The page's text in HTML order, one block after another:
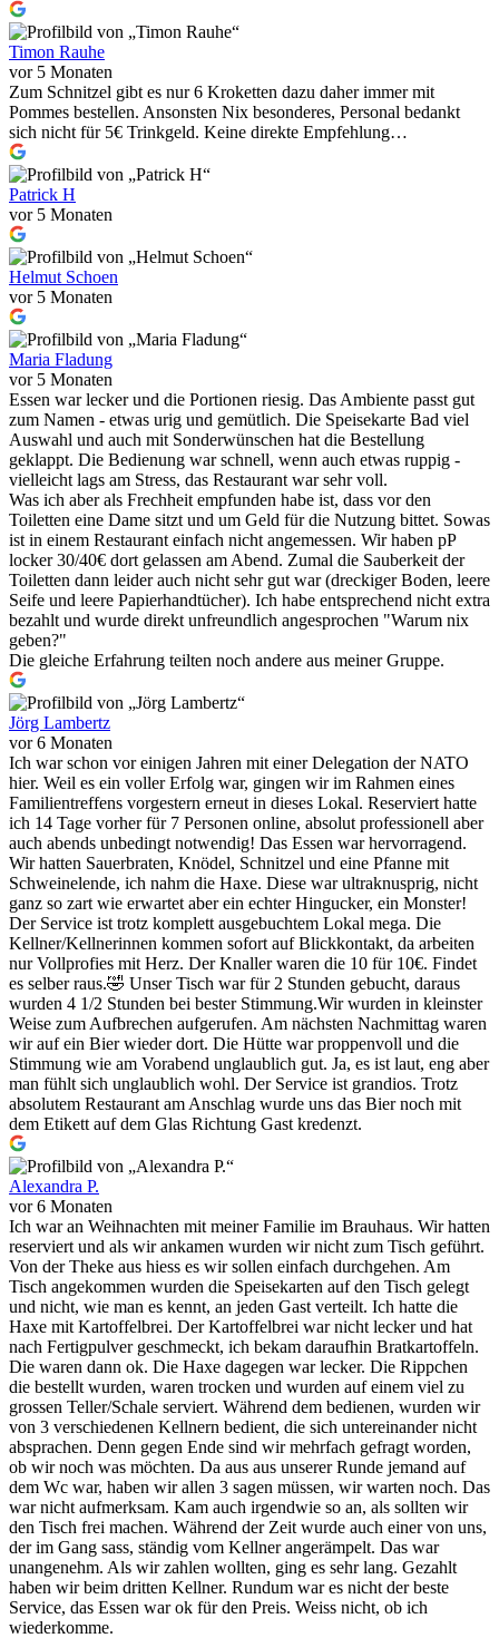
Timon Rauhe
vor 5 Monaten
Zum Schnitzel gibt es nur 6 Kroketten dazu daher immer mit
Pommes bestellen. Ansonsten Nix besonderes, Personal bedankt
sich nicht für 5€ Trinkgeld. Keine direkte Empfehlung…
Patrick H
vor 5 Monaten
Helmut Schoen
vor 5 Monaten
Maria Fladung
vor 5 Monaten
Essen war lecker und die Portionen riesig. Das Ambiente passt gut
zum Namen - etwas urig und gemütlich. Die Speisekarte Bad viel
Auswahl und auch mit Sonderwünschen hat die Bestellung
geklappt. Die Bedienung war schnell, wenn auch etwas ruppig -
vielleicht lags am Stress, das Restaurant war sehr voll.
Was ich aber als Frechheit empfunden habe ist, dass vor den
Toiletten eine Dame sitzt und um Geld für die Nutzung bittet. Sowas
ist in einem Restaurant einfach nicht angemessen. Wir haben pP
locker 30/40€ dort gelassen am Abend. Zumal die Sauberkeit der
Toiletten dann leider auch nicht sehr gut war (dreckiger Boden, leere
Seife und leere Papierhandtücher). Ich habe entsprechend nicht extra
bezahlt und wurde direkt unfreundlich angesprochen "Warum nix
geben?"
Die gleiche Erfahrung teilten noch andere aus meiner Gruppe.
Jörg Lambertz
vor 6 Monaten
Ich war schon vor einigen Jahren mit einer Delegation der NATO
hier. Weil es ein voller Erfolg war, gingen wir im Rahmen eines
Familientreffens vorgestern erneut in dieses Lokal. Reserviert hatte
ich 14 Tage vorher für 7 Personen online, absolut professionell aber
auch abends unbedingt notwendig! Das Essen war hervorragend.
Wir hatten Sauerbraten, Knödel, Schnitzel und eine Pfanne mit
Schweinelende, ich nahm die Haxe. Diese war ultraknusprig, nicht
ganz so zart wie erwartet aber ein echter Hingucker, ein Monster!
Der Service ist trotz komplett ausgebuchtem Lokal mega. Die
Kellner/Kellnerinnen kommen sofort auf Blickkontakt, da arbeiten
nur Vollprofies mit Herz. Der Knaller waren die 10 für 10€. Findet
es selber raus.🤣 Unser Tisch war für 2 Stunden gebucht, daraus
wurden 4 1/2 Stunden bei bester Stimmung.Wir wurden in kleinster
Weise zum Aufbrechen aufgerufen. Am nächsten Nachmittag waren
wir auf ein Bier wieder dort. Die Hütte war proppenvoll und die
Stimmung wie am Vorabend unglaublich gut. Ja, es ist laut, eng aber
man fühlt sich unglaublich wohl. Der Service ist grandios. Trotz
absolutem Restaurant am Anschlag wurde uns das Bier noch mit
dem Etikett auf dem Glas Richtung Gast kredenzt.
Alexandra P.
vor 6 Monaten
Ich war an Weihnachten mit meiner Familie im Brauhaus. Wir hatten
reserviert und als wir ankamen wurden wir nicht zum Tisch geführt.
Von der Theke aus hiess es wir sollen einfach durchgehen. Am
Tisch angekommen wurden die Speisekarten auf den Tisch gelegt
und nicht, wie man es kennt, an jeden Gast verteilt. Ich hatte die
Haxe mit Kartoffelbrei. Der Kartoffelbrei war nicht lecker und hat
nach Fertigpulver geschmeckt, ich bekam daraufhin Bratkartoffeln.
Die waren dann ok. Die Haxe dagegen war lecker. Die Rippchen
die bestellt wurden, waren trocken und wurden auf einem viel zu
grossen Teller/Schale serviert. Während dem bedienen, wurden wir
von 3 verschiedenen Kellnern bedient, die sich untereinander nicht
absprachen. Denn gegen Ende sind wir mehrfach gefragt worden,
ob wir noch was möchten. Da aus aus unserer Runde jemand auf
dem Wc war, haben wir allen 3 sagen müssen, wir warten noch. Das
war nicht aufmerksam. Kam auch irgendwie so an, als sollten wir
den Tisch frei machen. Während der Zeit wurde auch einer von uns,
der im Gang sass, ständig vom Kellner angerämpelt. Das war
unangenehm. Als wir zahlen wollten, ging es sehr lang. Gezahlt
haben wir beim dritten Kellner. Rundum war es nicht der beste
Service, das Essen war ok für den Preis. Weiss nicht, ob ich
wiederkomme.